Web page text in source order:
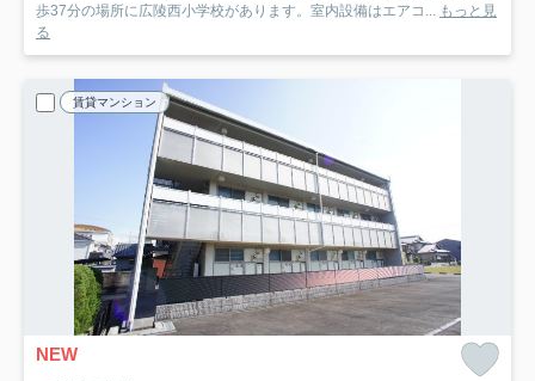
歩37分の場所に広陵西小学校があります。室内設備はエアコ... もっと見
る
賃貸マンション
NEW